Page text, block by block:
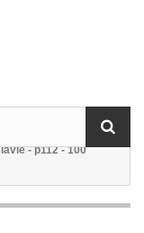
- p112 - 100